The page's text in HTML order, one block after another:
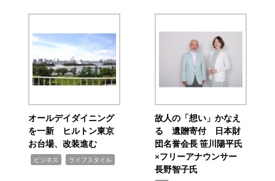
オールデイダイニング
を一新 ヒルトン東京
お台場、改装進む
ビジネス ライフスタイル
故人の「想い」かなえ
る 遺贈寄付 日本財
団名誉会長 笹川陽平氏
×フリーアナウンサー
長野智子氏